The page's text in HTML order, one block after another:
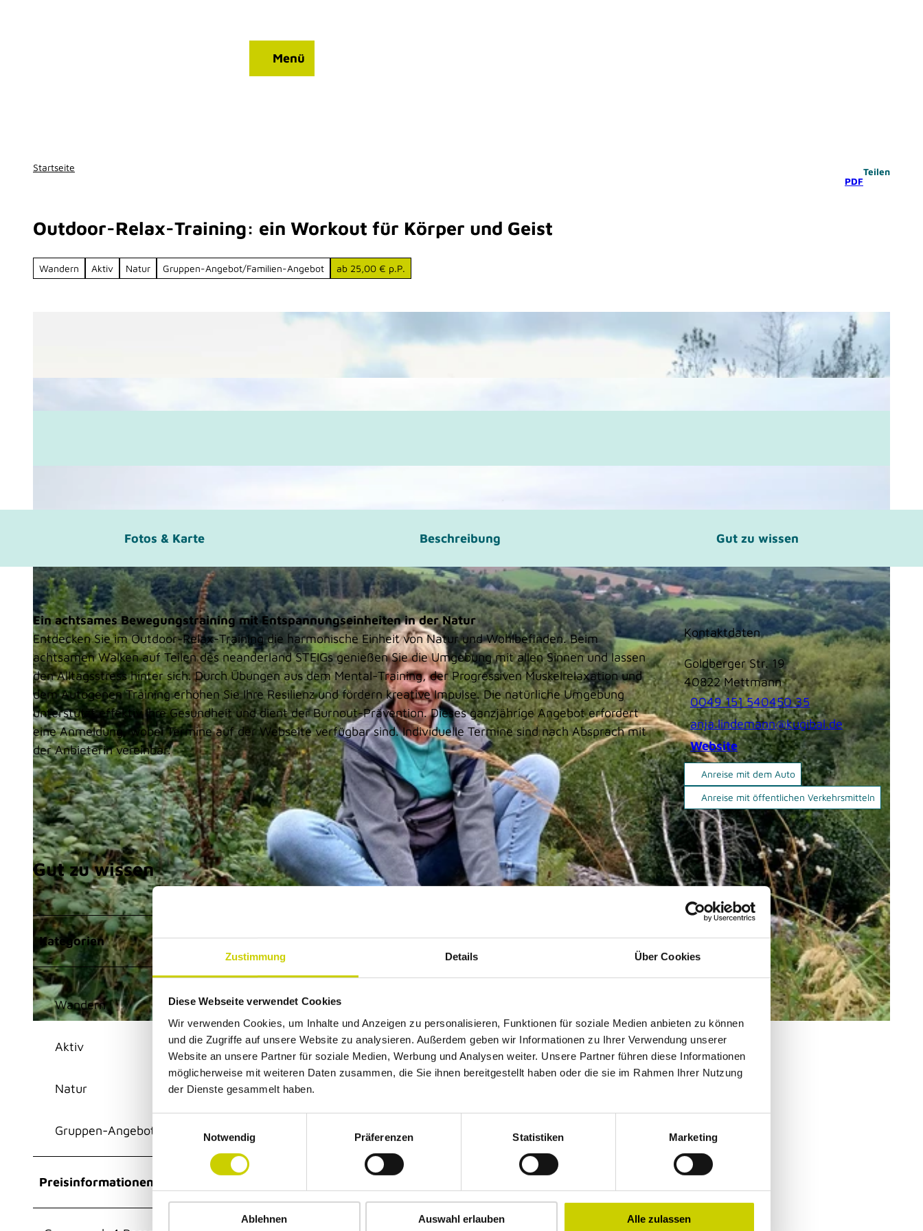
Zustimmung Details Über Cookies
Diese Webseite verwendet Cookies
Wir verwenden Cookies, um Inhalte und Anzeigen zu personalisieren, Funktionen für soziale Medien anbieten zu können
und die Zugriffe auf unsere Website zu analysieren. Außerdem geben wir Informationen zu Ihrer Verwendung unserer
Website an unsere Partner für soziale Medien, Werbung und Analysen weiter. Unsere Partner führen diese Informationen
möglicherweise mit weiteren Daten zusammen, die Sie ihnen bereitgestellt haben oder die sie im Rahmen Ihrer Nutzung
der Dienste gesammelt haben.
i
n
i
Notwendig Präferenzen Statistiken Marketing
Ablehnen Auswahl erlauben Alle zulassen
MenüPresse
Startseite
PDF
Teilen
Outdoor-Relax-Training: ein Workout für Körper und Geist
Wandern Aktiv Natur Gruppen-Angebot/Familien-Angebot ab 25,00 € p.P.
© Anja Lindemann
Fotos & Karte Beschreibung Gut zu wissen
Ein achtsames Bewegungstraining mit Entspannungseinheiten in der Natur
Entdecken Sie im Outdoor-Relax-Training die harmonische Einheit von Natur und Wohlbefinden. Beim
achtsamen Walken auf Teilen des neanderland STEIGs genießen Sie die Umgebung mit allen Sinnen und lassen
den Alltagsstress hinter sich. Durch Übungen aus dem Mental-Training, der Progressiven Muskelrelaxation und
dem Autogenen Training erhöhen Sie Ihre Resilienz und fördern kreative Impulse. Die natürliche Umgebung
unterstützt effektiv Ihre Gesundheit und dient der Burnout-Prävention. Dieses ganzjährige Angebot erfordert
eine Anmeldung, wobei Termine auf der Webseite verfügbar sind. Individuelle Termine sind nach Absprach mit
der Anbieterin vereinbar.
Gut zu wissen
Kategorien
Wandern
Aktiv
Natur
Gruppen-Angebot/Familien-Angebot
Preisinformationen
Kontaktdaten
Goldberger Str. 19
40822Mettmann
0049 151 540450 35
anja.lindemann@kugibal.de
Website
Anreise mit dem Auto
Anreise mit öffentlichen Verkehrsmitteln